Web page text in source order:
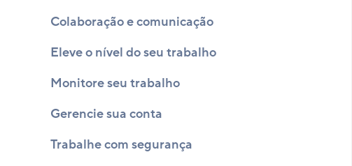
Colaboração e comunicação
Eleve o nível do seu trabalho
Monitore seu trabalho
Gerencie sua conta
Trabalhe com segurança